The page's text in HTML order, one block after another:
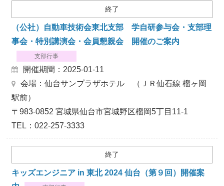
終了
（公社）自動車技術会東北支部 学自研参与会・支部理
事会・特別講演会・会員懇親会 開催のご案内
支部行事
開催期間：2025-01-11
会場：仙台サンプラザホテル （ＪＲ仙石線 榴ヶ岡
駅前）
〒983-0852 宮城県仙台市宮城野区榴岡5丁目11-1
TEL：022-257-3333
終了
キッズエンジニア in 東北 2024 仙台（第９回）開催案